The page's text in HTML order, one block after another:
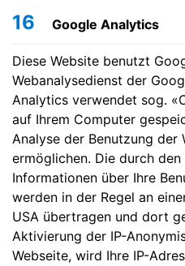
16 Google Analytics
Diese Website benutzt
Webanalysedienst der
Analytics verwendet sog.
auf Ihrem Computer
Analyse der Benutzung der
ermöglichen. Die durch
Informationen über Ihre
werden in der Regel an
USA übertragen und dort
Aktivierung der IP-
Webseite, wird Ihre IP-